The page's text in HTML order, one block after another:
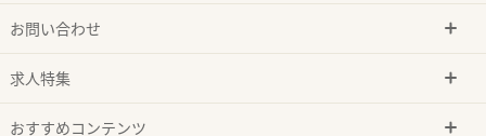
お問い合わせ
求人特集
おすすめコンテンツ